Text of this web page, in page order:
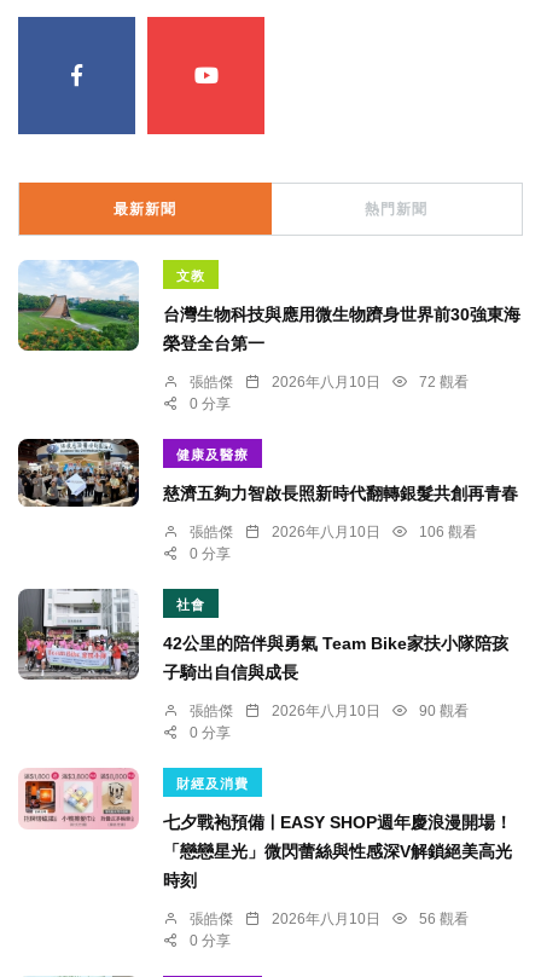
最新新聞 熱門新聞
文教
台灣生物科技與應用微生物躋身世界前30強東海
榮登全台第一
張皓傑 2026年八月10日
72 觀看
0 分享
健康及醫療
慈濟五夠力智啟長照新時代翻轉銀髮共創再青春
張皓傑 2026年八月10日
106 觀看
0 分享
社會
42公里的陪伴與勇氣 Team Bike家扶小隊陪孩
子騎出自信與成長
張皓傑 2026年八月10日
90 觀看
0 分享
財經及消費
七夕戰袍預備ￜEASY SHOP週年慶浪漫開場！
「戀戀星光」微閃蕾絲與性感深V解鎖絕美高光
時刻
張皓傑 2026年八月10日
56 觀看
0 分享